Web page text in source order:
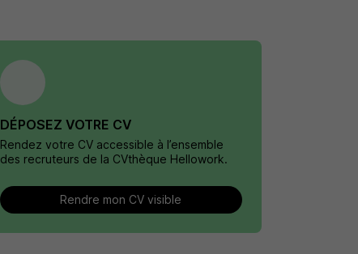
DÉPOSEZ VOTRE CV
Rendez votre CV accessible à l’ensemble
des recruteurs de la CVthèque Hellowork.
Rendre mon CV visible